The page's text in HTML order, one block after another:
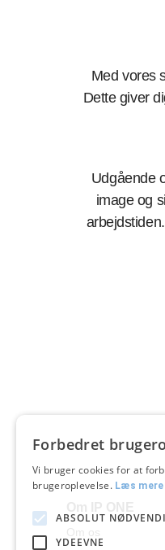
Med vores
Dette giver
Udgående
image og
Om os
Forbedret
Vi bruger cookies for at
brugeroplevelse. Læs mere
ABSOLUT
YDEEVNE